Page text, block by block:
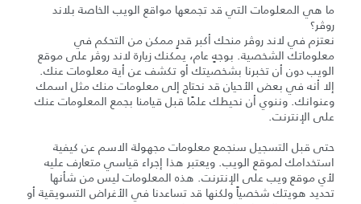
ما هي المعلومات التي قد تجمعها مواقع الويب الخاصة بلاند
روڤر؟
نعتزم في لاند روڤر منحك أكبر قدرٍ ممكن من التحكم في
معلوماتك الشخصية. بوجهٍ عام، يمكنك زيارة لاند روڤر على موقع
الويب دون أن تخبرنا بشخصيتك أو تكشف عن أية معلومات عنك.
إلا أنه في بعض الأحيان قد نحتاج إلى معلومات منك مثل اسمك
وعنوانك. وننوي أن نحيطك علمًا قبل قيامنا بجمع المعلومات عنك
على الإنترنت.
حتى قبل التسجيل سنجمع معلومات مجهولة الاسم عن كيفية
استخدامك لموقع الويب. ويعتبر هذا إجراء قياسي متعارف عليه
لأي موقع ويب على الإنترنت. هذه المعلومات ليس من شأنها
تحديد هويتك شخصياً ولكنها قد تساعدنا في الأغراض التسويقية أو